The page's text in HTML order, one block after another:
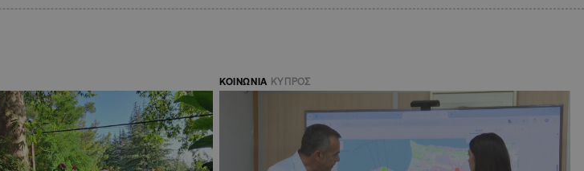
ΚΟΙΝΩΝΙΑ ΚΥΠΡΟΣ